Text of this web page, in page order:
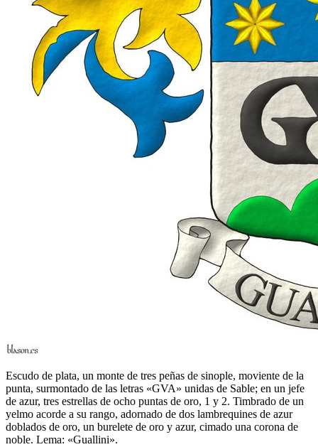
Escudo de plata, un monte de tres peñas de sinople, moviente de la
punta, surmontado de las letras «GVA» unidas de Sable; en un jefe
de azur, tres estrellas de ocho puntas de oro, 1 y 2. Timbrado de un
yelmo acorde a su rango, adornado de dos lambrequines de azur
doblados de oro, un burelete de oro y azur, cimado una corona de
noble. Lema: «Guallini».